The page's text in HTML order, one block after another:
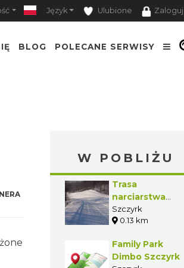
Język Ulubione Zaloguj
BLOG POLECANE SERWISY
W POBLIŻU
Trasa
narciarstwa
biegowego w
Szczyrku
Szczyrk
0.13 km
Family Park
Dimbo Szczyrk